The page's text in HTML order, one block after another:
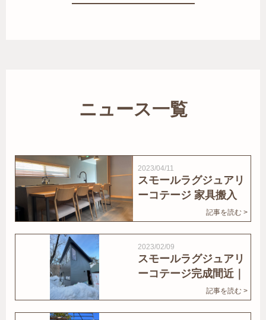
ニュース一覧
2023/04/11
スモールラグジュアリ
ーコテージ 家具搬入
記事を読む >
2023/02/09
スモールラグジュアリ
ーコテージ完成間近｜
記事を読む >